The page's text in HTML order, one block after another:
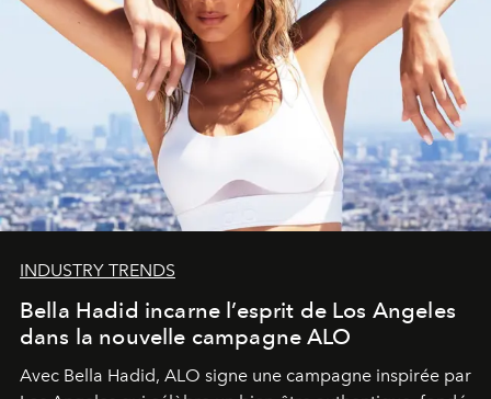
INDUSTRY TRENDS
Bella Hadid incarne l’esprit de Los Angeles
dans la nouvelle campagne ALO
Avec Bella Hadid, ALO signe une campagne inspirée par